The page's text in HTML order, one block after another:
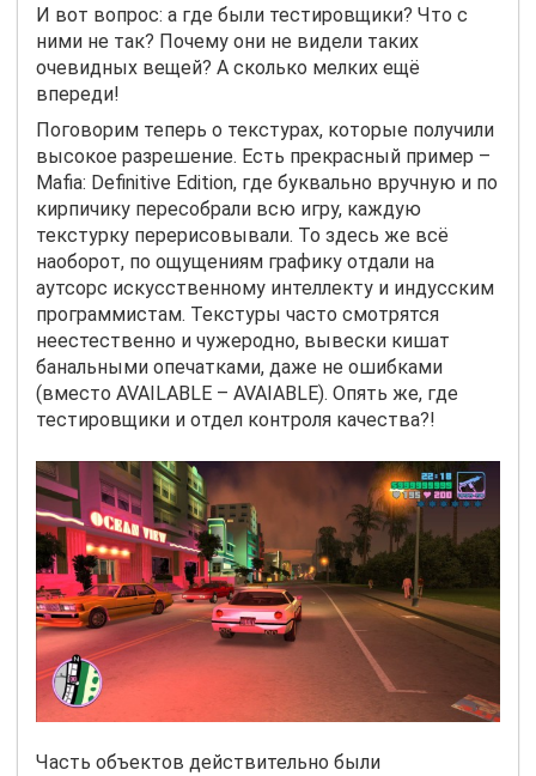
И вот вопрос: а где были тестировщики? Что с
ними не так? Почему они не видели таких
очевидных вещей? А сколько мелких ещё
впереди!
Поговорим теперь о текстурах, которые получили
высокое разрешение. Есть прекрасный пример –
Mafia: Definitive Edition, где буквально вручную и по
кирпичику пересобрали всю игру, каждую
текстурку перерисовывали. То здесь же всё
наоборот, по ощущениям графику отдали на
аутсорс искусственному интеллекту и индусским
программистам. Текстуры часто смотрятся
неестественно и чужеродно, вывески кишат
банальными опечатками, даже не ошибками
(вместо AVAILABLE – AVAIABLE). Опять же, где
тестировщики и отдел контроля качества?!
Часть объектов действительно были